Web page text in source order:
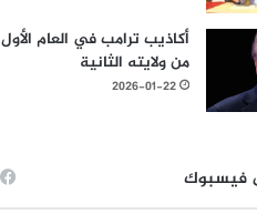
أكاذيب ترامب في العام الأول
من ولايته الثانية
2026-01-22
فيسبوك